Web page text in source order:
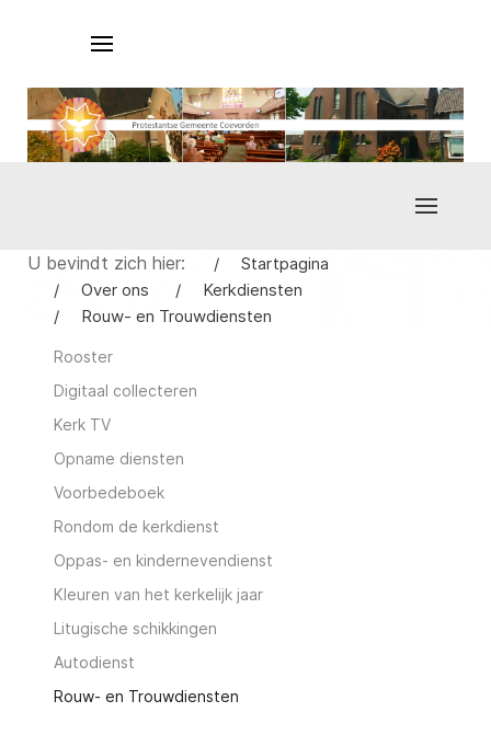
U bevindt zich hier:
Startpagina
Over ons
Kerkdiensten
Rouw- en Trouwdiensten
Rooster
Digitaal collecteren
Kerk TV
Opname diensten
Voorbedeboek
Rondom de kerkdienst
Oppas- en kindernevendienst
Kleuren van het kerkelijk jaar
Litugische schikkingen
Autodienst
Rouw- en Trouwdiensten